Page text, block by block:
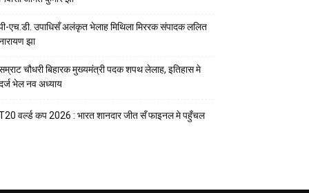
एच.डी. उपाधिसँ अलंकृत भेलाह मिथिला मिररक संपादक ललित
झा
चौधरी बिहारक मुख्यमंत्री पदक शपथ लेलाह, इतिहास मे
भेल नव अध्याय
वर्ल्ड कप 2026 : भारत शानदार जीत सँ फाइनल मे पहुँचल